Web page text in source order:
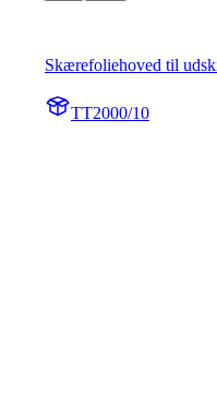
Skærefoliehoved til
TT2000/10